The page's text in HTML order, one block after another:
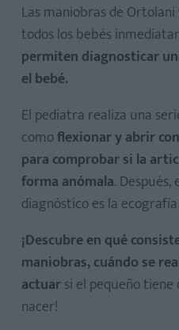
Las maniobras de
todos los bebés
permiten diagnosticar
el bebé.
El pediatra realiza una
comoflexionar y abrir
para comprobar si la
forma anómala.
diagnóstico es la
¡Descubre en qué
maniobras, cuándo se
actuarsi el pequeño tiene
nacer!